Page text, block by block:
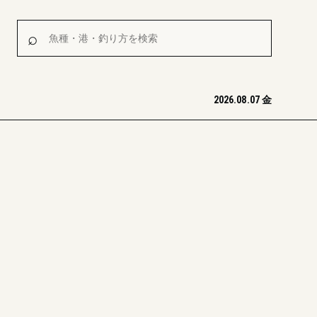
魚種・港・釣り方を検索
⌕
2026.08.07 金